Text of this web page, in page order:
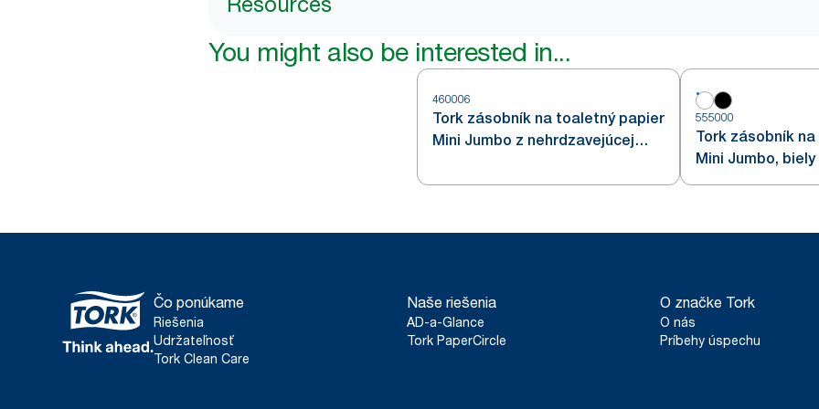
You might also be interested in...
460006
Tork zásobník na toaletný papier
Mini Jumbo z nehrdzavejúcej
555000
Tork zásobník
Mini Jumbo, biely
Čo ponúkame
Riešenia
Udržateľnosť
Tork Clean Care
Naše riešenia
AD-a-Glance
Tork PaperCircle
O značke Tork
O nás
Príbehy úspechu